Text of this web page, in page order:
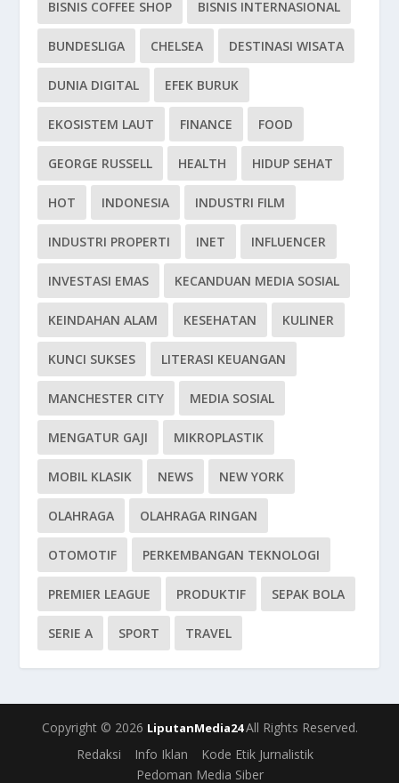
BISNIS COFFEE SHOP BISNIS INTERNASIONAL
BUNDESLIGA CHELSEA DESTINASI WISATA
DUNIA DIGITAL EFEK BURUK
EKOSISTEM LAUT FINANCE FOOD
GEORGE RUSSELL HEALTH HIDUP SEHAT
HOT INDONESIA INDUSTRI FILM
INDUSTRI PROPERTI INET INFLUENCER
INVESTASI EMAS KECANDUAN MEDIA SOSIAL
KEINDAHAN ALAM KESEHATAN KULINER
KUNCI SUKSES LITERASI KEUANGAN
MANCHESTER CITY MEDIA SOSIAL
MENGATUR GAJI MIKROPLASTIK
MOBIL KLASIK NEWS NEW YORK
OLAHRAGA OLAHRAGA RINGAN
OTOMOTIF PERKEMBANGAN TEKNOLOGI
PREMIER LEAGUE PRODUKTIF SEPAK BOLA
SERIE A SPORT TRAVEL
Copyright © 2026 LiputanMedia24All Rights Reserved.
Redaksi
Info Iklan
Kode Etik Jurnalistik
Pedoman Media Siber